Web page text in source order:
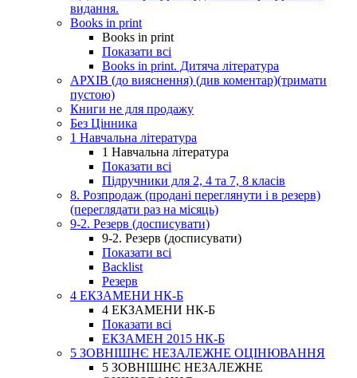
видання.
Books in print
Books in print
Показати всі
Books in print. Дитяча література
АРХІВ (до вияснення) (див коментар)(тримати
пустою)
Книги не для продажу
Без Цінника
1 Навчальна література
1 Навчальна література
Показати всі
Підручники для 2, 4 та 7, 8 класів
8. Розпродаж (продані переглянути і в резерв)
(переглядати раз на місяць)
9-2. Резерв (досписувати)
9-2. Резерв (досписувати)
Показати всі
Backlist
Резерв
4 ЕКЗАМЕНИ НК-Б
4 ЕКЗАМЕНИ НК-Б
Показати всі
ЕКЗАМЕН 2015 НК-Б
5 ЗОВНІШНЄ НЕЗАЛЕЖНЕ ОЦІНЮВАННЯ
5 ЗОВНІШНЄ НЕЗАЛЕЖНЕ